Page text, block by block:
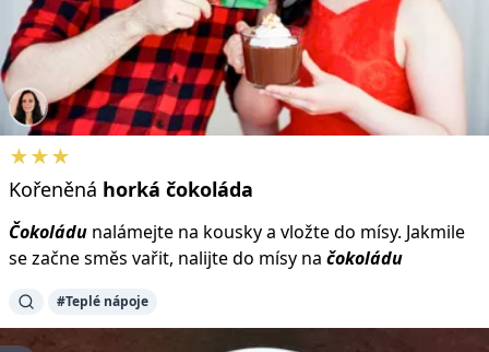
★★★
Kořeněná horká čokoláda
Čokoládu nalámejte na kousky a vložte do mísy. Jakmile
se začne směs vařit, nalijte do mísy na čokoládu
#Teplé nápoje